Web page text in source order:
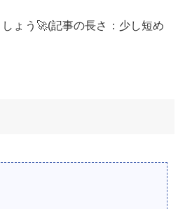
ょう🚀(記事の長さ：少し短め